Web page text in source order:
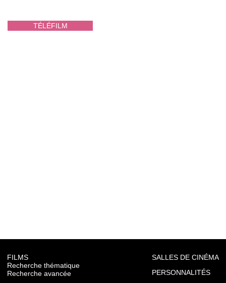
TÉLÉFILM
FILMS
Recherche thématique
Recherche avancée
SALLES DE CINÉMA
PERSONNALITÉS